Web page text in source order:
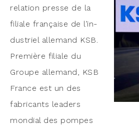
rela­tion presse de la
filiale fran­çaise de l’in­
dus­triel alle­mand KSB.
Pre­mière filiale du
Groupe alle­mand, KSB
France est un des
fabri­cants lea­ders
mon­dial des pompes